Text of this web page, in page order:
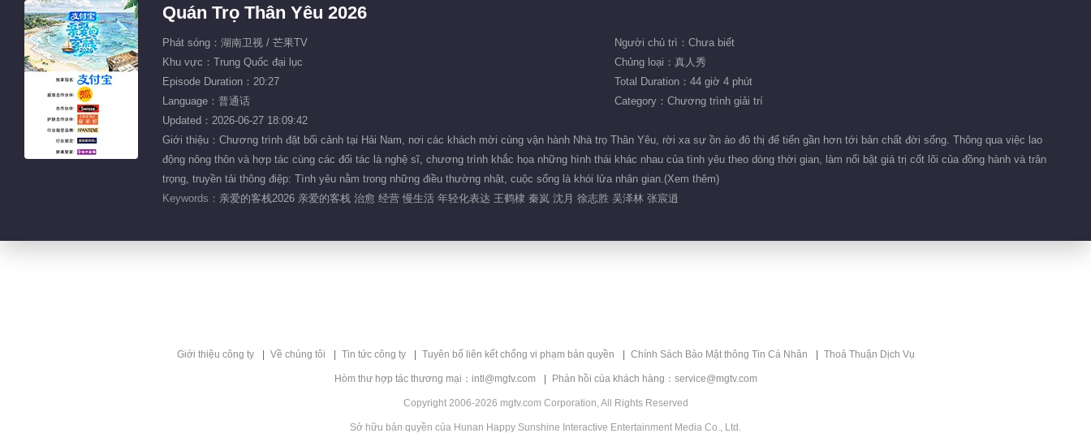
Quán Trọ Thân Yêu 2026
Phát sóng：湖南卫视 / 芒果TV
Người chủ trì：Chưa biết
Khu vực：Trung Quốc đại lục
Chủng loại：真人秀
Episode Duration：20:27
Total Duration：44 giờ 4 phút
Language：普通话
Category：Chương trình giải trí
Updated：2026-06-27 18:09:42
Giới thiệu：Chương trình đặt bối cảnh tại Hải Nam, nơi các khách mời cùng vận hành Nhà trọ Thân Yêu, rời xa sự ồn ào đô thị để tiến gần hơn tới bản chất đời sống. Thông qua việc lao
động nông thôn và hợp tác cùng các đối tác là nghệ sĩ, chương trình khắc họa những hình thái khác nhau của tình yêu theo dòng thời gian, làm nổi bật giá trị cốt lõi của đồng hành và trân
trọng, truyền tải thông điệp: Tình yêu nằm trong những điều thường nhật, cuộc sống là khói lửa nhân gian.(Xem thêm)
Keywords： 亲爱的客栈2026 亲爱的客栈 治愈 经营 慢生活 年轻化表达 王鹤棣 秦岚 沈月 徐志胜 吴泽林 张宸逍
Giới thiệu công ty Về chúng tôi Tin tức công ty Tuyên bố liên kết chống vi phạm bản quyền Chính Sách Bảo Mật thông Tin Cá Nhân Thoả Thuận Dịch Vụ
Hòm thư hợp tác thương mại：intl@mgtv.com Phản hồi của khách hàng：service@mgtv.com
Copyright 2006-2026 mgtv.com Corporation, All Rights Reserved
Sở hữu bản quyền của Hunan Happy Sunshine Interactive Entertainment Media Co., Ltd.